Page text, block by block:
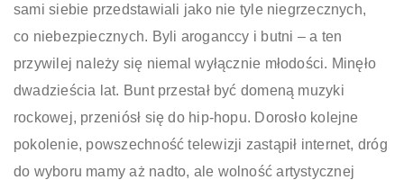
sami siebie przedstawiali jako nie tyle niegrzecznych,
co niebezpiecznych. Byli aroganccy i butni – a ten
przywilej należy się niemal wyłącznie młodości. Minęło
dwadzieścia lat. Bunt przestał być domeną muzyki
rockowej, przeniósł się do hip-hopu. Dorosło kolejne
pokolenie, powszechność telewizji zastąpił internet, dróg
do wyboru mamy aż nadto, ale wolność artystycznej